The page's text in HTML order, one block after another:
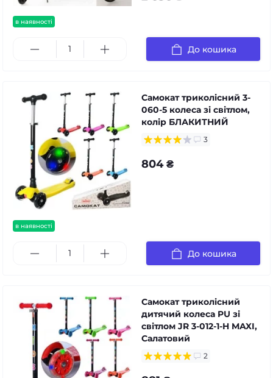
в наявності
До кошика
в наявності
Самокат триколісний 3-
060-5 колеса зі світлом,
колір БЛАКИТНИЙ
3
804 ₴
До кошика
Самокат триколісний
дитячий колеса PU зі
світлом JR 3-012-1-H MAXI,
Салатовий
2